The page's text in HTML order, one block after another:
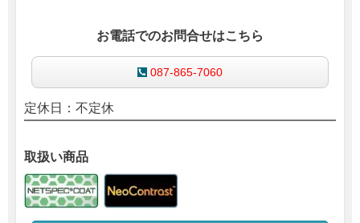
お電話でのお問合せはこちら
087-865-7060
定休日：不定休
取扱い商品